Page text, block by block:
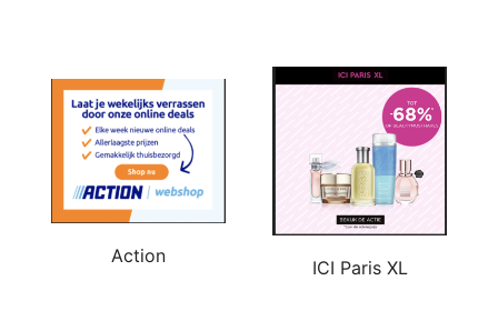
Action
ICI Paris XL